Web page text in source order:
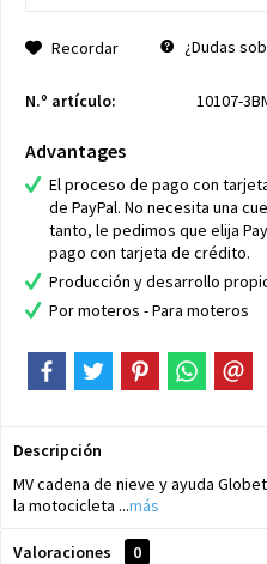
Recordar ¿Dudas
N.º artículo: 10107-
Advantages
El proceso de pago con
de PayPal. No necesita una
tanto, le pedimos que elija
pago con tarjeta de crédito.
Producción y desarrollo
Por moteros - Para moteros
Descripción
MV cadena de nieve y ayuda
la motocicleta ...más
Valoraciones
0